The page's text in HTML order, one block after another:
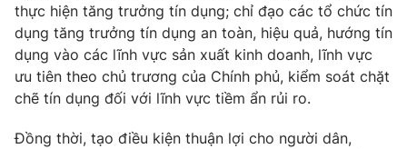
Theo dõi báo trên
Cơ quan chủ quản: Đài Truyền hình Việt Nam
Cơ quan báo chí:Thời báo VTV
cấp ngày 29/12/2023
thực hiện tăng trưởng tín dụng; chỉ đạo các tổ chức tín
dụng tăng trưởng tín dụng an toàn, hiệu quả, hướng tín
dụng vào các lĩnh vực sản xuất kinh doanh, lĩnh vực
ưu tiên theo chủ trương của Chính phủ, kiểm soát chặt
chẽ tín dụng đối với lĩnh vực tiềm ẩn rủi ro.
Đồng thời, tạo điều kiện thuận lợi cho người dân,